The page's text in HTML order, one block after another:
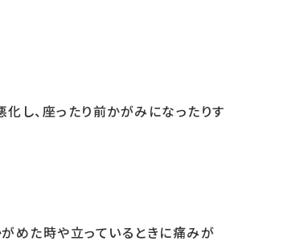
し、座ったり前かがみになったりす
めた時や立っているときに痛みが